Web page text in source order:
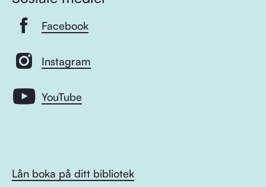
Facebook
Instagram
YouTube
Lån boka på ditt bibliotek